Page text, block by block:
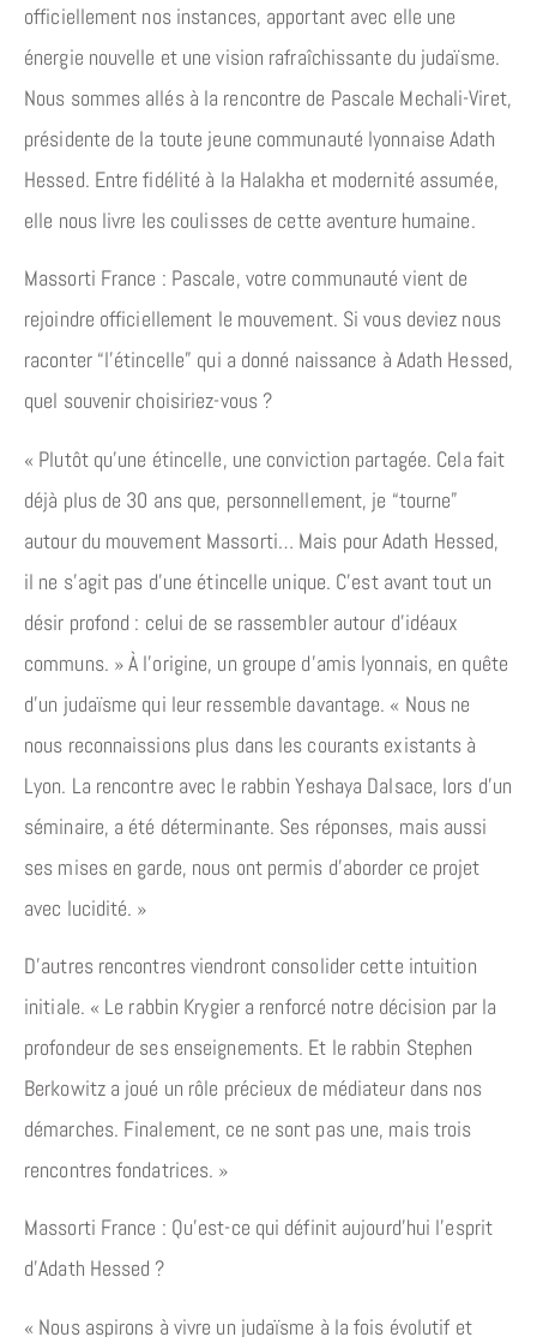
officiellement nos instances, apportant avec elle une
énergie nouvelle et une vision rafraîchissante du judaïsme.
Nous sommes allés à la rencontre de Pascale Mechali-Viret,
présidente de la toute jeune communauté lyonnaise Adath
Hessed. Entre fidélité à la Halakha et modernité assumée,
elle nous livre les coulisses de cette aventure humaine.
Massorti France : Pascale, votre communauté vient de
rejoindre officiellement le mouvement. Si vous deviez nous
raconter “l’étincelle” qui a donné naissance à Adath Hessed,
quel souvenir choisiriez-vous ?
« Plutôt qu’une étincelle, une conviction partagée. Cela fait
déjà plus de 30 ans que, personnellement, je “tourne”
autour du mouvement Massorti… Mais pour Adath Hessed,
il ne s’agit pas d’une étincelle unique. C’est avant tout un
désir profond : celui de se rassembler autour d’idéaux
communs. » À l’origine, un groupe d’amis lyonnais, en quête
d’un judaïsme qui leur ressemble davantage. « Nous ne
nous reconnaissions plus dans les courants existants à
Lyon. La rencontre avec le rabbin Yeshaya Dalsace, lors d’un
séminaire, a été déterminante. Ses réponses, mais aussi
ses mises en garde, nous ont permis d’aborder ce projet
avec lucidité. »
D’autres rencontres viendront consolider cette intuition
initiale. « Le rabbin Krygier a renforcé notre décision par la
profondeur de ses enseignements. Et le rabbin Stephen
Berkowitz a joué un rôle précieux de médiateur dans nos
démarches. Finalement, ce ne sont pas une, mais trois
rencontres fondatrices. »
Massorti France : Qu’est-ce qui définit aujourd’hui l’esprit
d’Adath Hessed ?
« Nous aspirons à vivre un judaïsme à la fois évolutif et